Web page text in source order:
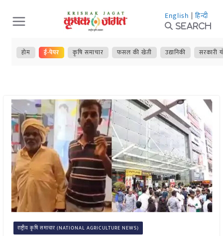
Skip
to
content
English | हिन्दी
Search
होम ई-पेपर कृषि समाचार फसल की खेती उद्यानिकी सरकारी
राष्ट्रीय कृषि समाचार (NATIONAL AGRICULTURE NEWS)